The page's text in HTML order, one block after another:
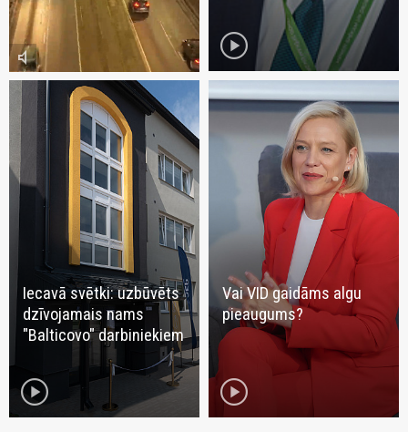
volume_mute play_circle
Iecavā svētki: uzbūvēts
dzīvojamais nams
"Balticovo" darbiniekiem
play_circle
Vai VID gaidāms algu
pieaugums?
play_circle